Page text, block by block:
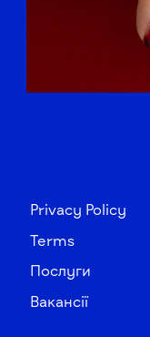
Privacy Policy
Terms
Послуги
Вакансії